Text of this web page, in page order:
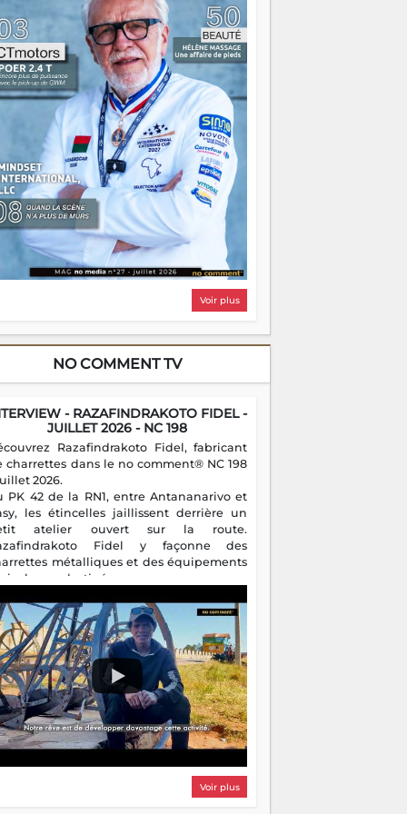
on pourrait s'arrêter là, applaudir et
chez soi satisfait. Mais ce serait
à côté d'une chose essentielle. La
ça brûle fort — et parfois, ça brûle
Une flamme sans direction peut
autant qu'elle peut consumer. C'est
que les aînés entrent en scène — pas
reprendre le gouvernail, mais pour
où sont les récifs. Les jeunes ont la
les vieux ont l'expérience, comme on
Ce n'est pas un combat de générations
c'est une question d'équipage. Partagez
réussites, mais aussi vos échecs. Surtout
échecs, d'ailleurs — ils enseignent
que n'importe quel manuel. À
la barque avance. Il faut juste
que tout le monde rame dans le
Voir plus
NO COMMENT TV
- RAZAFINDRAKOTO FIDEL -
JUILLET 2026 - NC 198
Razafindrakoto Fidel, fabricant
charrettes dans le no comment® NC 198
2026.
PK 42 de la RN1, entre Antananarivo et
les étincelles jaillissent derrière un
atelier ouvert sur la route.
Fidel y façonne des
métalliques et des équipements
destinés aux campagnes
il perpétue un métier discret mais
Voir plus